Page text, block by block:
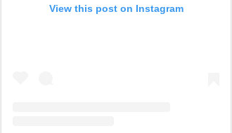
View this post on Instagram